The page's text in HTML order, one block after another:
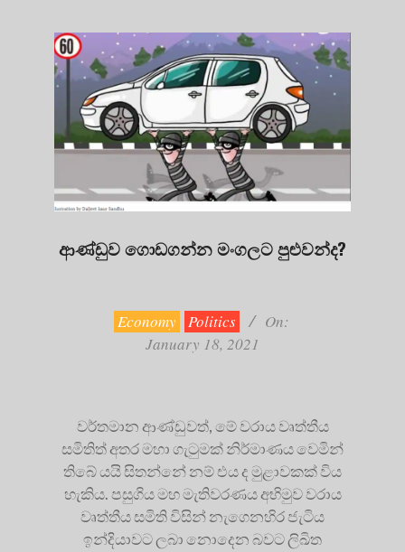
ආණ්ඩුව ගොඩගන්න මංගලට පුළුවන්ද?
Economy Politics
On:
January 18, 2021
වර්තමාන ආණ්ඩුවත්, මේ වරාය වෘත්තීය
සමිතිත් අතර මහා ගැටුමක් නිර්මාණය වෙමින්
තිබේ යයි සිතන්නේ නම් එය ද මුළාවකක් විය
හැකිය. පසුගිය මහ මැතිවරණය අභිමුව වරාය
වෘත්තීය සමිති විසින් නැගෙනහිර ජැටිය
ඉන්දියාවට ලබා නොදෙන බවට ලිඛිත